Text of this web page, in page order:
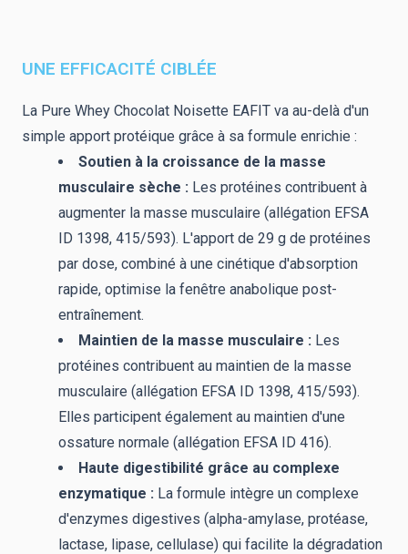
UNE EFFICACITÉ CIBLÉE
La Pure Whey Chocolat Noisette EAFIT va au-delà d'un
simple apport protéique grâce à sa formule enrichie :
Soutien à la croissance de la masse
musculaire sèche : Les protéines contribuent à
augmenter la masse musculaire (allégation EFSA
ID 1398, 415/593). L'apport de 29 g de protéines
par dose, combiné à une cinétique d'absorption
rapide, optimise la fenêtre anabolique post-
entraînement.
Maintien de la masse musculaire : Les
protéines contribuent au maintien de la masse
musculaire (allégation EFSA ID 1398, 415/593).
Elles participent également au maintien d'une
ossature normale (allégation EFSA ID 416).
Haute digestibilité grâce au complexe
enzymatique : La formule intègre un complexe
d'enzymes digestives (alpha-amylase, protéase,
lactase, lipase, cellulase) qui facilite la dégradation